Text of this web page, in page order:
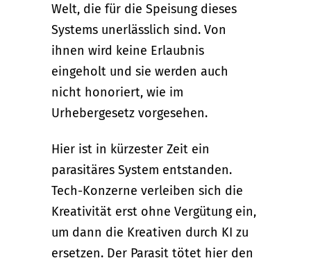
Welt, die für die Speisung dieses
Systems unerlässlich sind. Von
ihnen wird keine Erlaubnis
eingeholt und sie werden auch
nicht honoriert, wie im
Urhebergesetz vorgesehen.
Hier ist in kürzester Zeit ein
parasitäres System entstanden.
Tech-Konzerne verleiben sich die
Kreativität erst ohne Vergütung ein,
um dann die Kreativen durch KI zu
ersetzen. Der Parasit tötet hier den